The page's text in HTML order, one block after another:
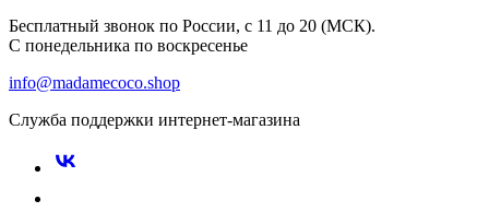
Бесплатный звонок по России, с 11 до 20 (МСК).
С понедельника по воскресенье
info@madamecoco.shop
Служба поддержки интернет-магазина